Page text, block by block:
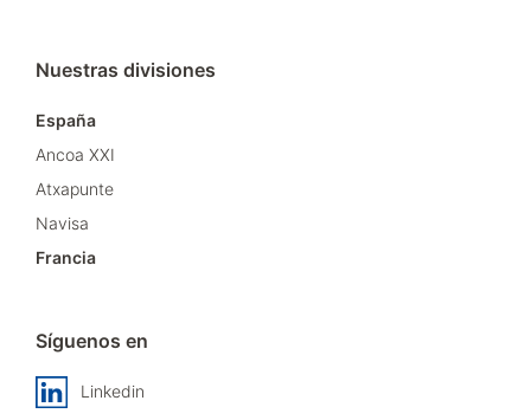
Nuestras divisiones
España
Ancoa XXI
Atxapunte
Navisa
Francia
Síguenos en
Linkedin